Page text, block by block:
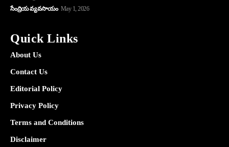
సేంద్రియ వ్యవసాయం May 1, 2026
Quick Links
About Us
Contact Us
Editorial Policy
Privacy Policy
Terms and Conditions
Disclaimer